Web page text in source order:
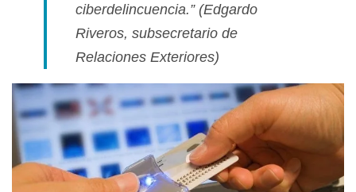
ciberdelincuencia.”(Edgardo
Riveros, subsecretario de
Relaciones Exteriores)